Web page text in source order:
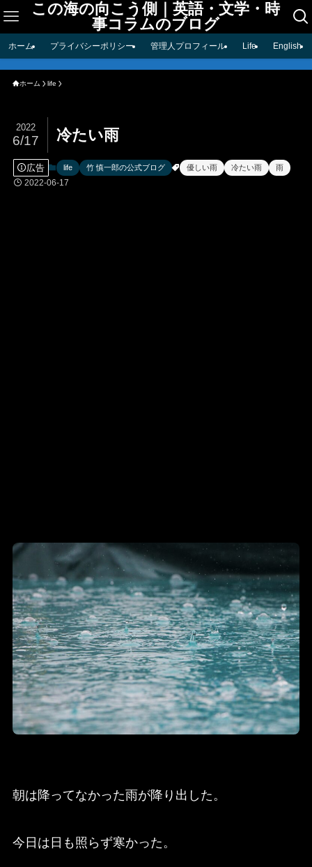
この海の向こう側｜英語・文学・時
事コラムのブログ
ホーム プライバシーポリシー 管理人プロフィール Life English
ホーム life
冷たい雨
2022
6/17
広告 life 竹 慎一郎の公式ブログ 優しい雨 冷たい雨 雨
2022-06-17
朝は降ってなかった雨が降り出した。
今日は日も照らず寒かった。